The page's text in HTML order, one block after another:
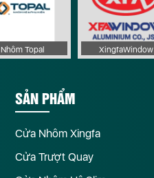
Nhôm Topal XingfaWindow
SẢN PHẨM
Cửa Nhôm Xingfa
Cửa Trượt Quay